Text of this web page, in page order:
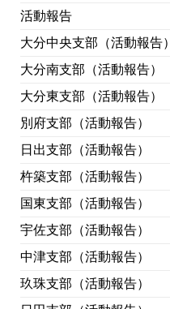
活動報告
大分中央支部（活動報告）
大分南支部（活動報告）
大分東支部（活動報告）
別府支部（活動報告）
日出支部（活動報告）
杵築支部（活動報告）
国東支部（活動報告）
宇佐支部（活動報告）
中津支部（活動報告）
玖珠支部（活動報告）